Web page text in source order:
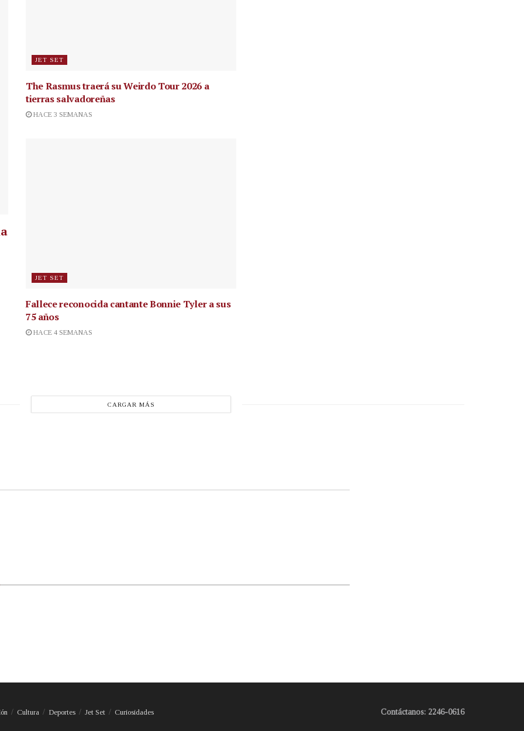
JET SET
The Rasmus traerá su Weirdo Tour 2026 a
tierras salvadoreñas
HACE 3 SEMANAS
JET SET
Fallece reconocida cantanteBonnie Tyler a sus
75 años
HACE 4 SEMANAS
CARGAR MÁS
Cultura Deportes Jet Set Curiosidades Contáctanos: 2246-0616